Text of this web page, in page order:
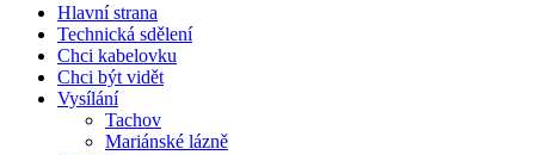
Hlavní strana
Technická sdělení
Chci kabelovku
Chci být vidět
Vysílání
Tachov
Mariánské lázně